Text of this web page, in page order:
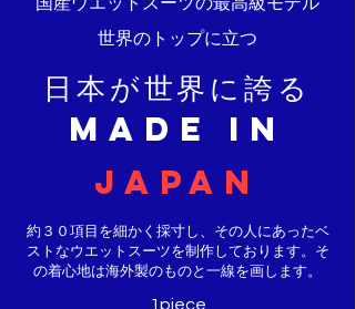
世界のトップに立つ
日本が世界に誇る
made in
japan
約３０項目を細かく採寸し、その人にあったベ
ストなウエットスーツを制作しております。そ
の着心地は海外製のものと一線を画します。
1piece